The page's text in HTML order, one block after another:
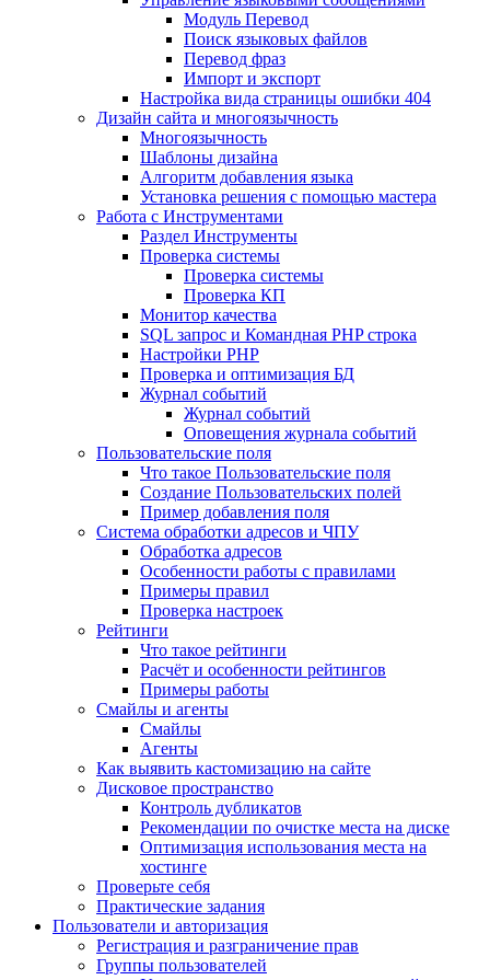
Mодуль Перевод
Поиск языковых файлов
Перевод фраз
Импорт и экспорт
Настройка вида страницы ошибки 404
Дизайн сайта и многоязычность
Многоязычность
Шаблоны дизайна
Алгоритм добавления языка
Установка решения с помощью мастера
Работа с Инструментами
Раздел Инструменты
Проверка системы
Проверка системы
Проверка КП
Монитор качества
SQL запрос и Командная PHP строка
Настройки PHP
Проверка и оптимизация БД
Журнал событий
Журнал событий
Оповещения журнала событий
Пользовательские поля
Что такое Пользовательские поля
Создание Пользовательских полей
Пример добавления поля
Система обработки адресов и ЧПУ
Обработка адресов
Особенности работы с правилами
Примеры правил
Проверка настроек
Рейтинги
Что такое рейтинги
Расчёт и особенности рейтингов
Примеры работы
Смайлы и агенты
Смайлы
Агенты
Как выявить кастомизацию на сайте
Дисковое пространство
Контроль дубликатов
Рекомендации по очистке места на диске
Оптимизация использования места на
хостинге
Проверьте себя
Практические задания
Пользователи и авторизация
Регистрация и разграничение прав
Группы пользователей